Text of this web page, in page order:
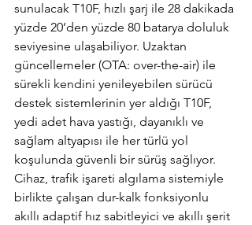
sunulacak T10F, hızlı şarj ile 28 dakikada
yüzde 20’den yüzde 80 batarya doluluk
seviyesine ulaşabiliyor. Uzaktan
güncellemeler (OTA: over-the-air) ile
sürekli kendini yenileyebilen sürücü
destek sistemlerinin yer aldığı T10F,
yedi adet hava yastığı, dayanıklı ve
sağlam altyapısı ile her türlü yol
koşulunda güvenli bir sürüş sağlıyor.
Cihaz, trafik işareti algılama sistemiyle
birlikte çalışan dur-kalk fonksiyonlu
akıllı adaptif hız sabitleyici ve akıllı şerit